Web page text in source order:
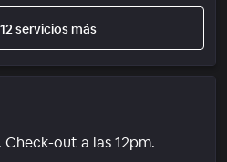
servicios más
out a las 12pm.